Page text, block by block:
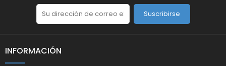
Suscribirse
INFORMACIÓN